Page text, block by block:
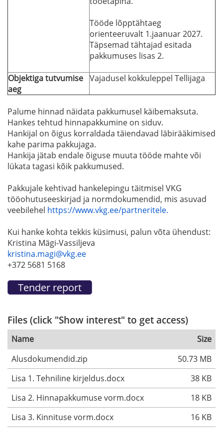
Tööde lõpptähtaeg
orienteeruvalt 1.jaanuar 2027.
Täpsemad tähtajad esitada
pakkumuses lisas 2.
Objektiga tutvumise
aeg
Vajadusel kokkuleppel Tellijaga
Palume hinnad näidata pakkumusel käibemaksuta.
Hankes tehtud hinnapakkumine on siduv.
Hankijal on õigus korraldada täiendavad läbirääkimised
kahe parima pakkujaga.
Hankija jätab endale õiguse muuta tööde mahte või
lükata tagasi kõik pakkumused.
Pakkujale kehtivad hankelepingu täitmisel VKG
tööohutuseeskirjad ja normdokumendid, mis asuvad
veebilehel https://www.vkg.ee/partneritele.
Kui hanke kohta tekkis küsimusi, palun võta ühendust:
Kristina Mägi-Vassiljeva
kristina.magi@vkg.ee
+372 5681 5168
Files (click "Show interest" to get access)
Name
Size
Alusdokumendid.zip
50.73 MB
Lisa 1. Tehniline kirjeldus.docx
38 KB
Lisa 2. Hinnapakkumuse vorm.docx
18 KB
Lisa 3. Kinnituse vorm.docx
16 KB